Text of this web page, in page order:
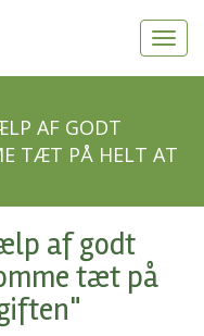
AF GODT
TÆT PÅ HELT AT
af godt
tæt på